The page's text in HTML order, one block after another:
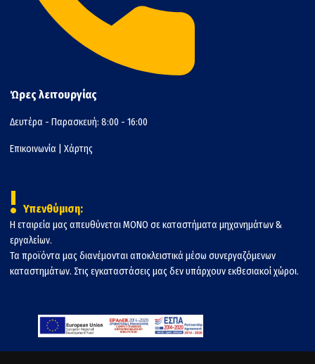
Ώρες λειτουργίας
Δευτέρα - Παρασκευή: 8:00 - 16:00
Επικοινωνία Χάρτης
! Υπενθύμιση:
Η εταιρεία μας απευθύνεται ΜΟΝΟ σε καταστήματα μηχανημάτων &
εργαλείων.
Τα προϊόντα μας διανέμονται αποκλειστικά μέσω συνεργαζόμενων
καταστημάτων. Στις εγκαταστάσεις μας δεν υπάρχουν εκθεσιακοί χώροι.